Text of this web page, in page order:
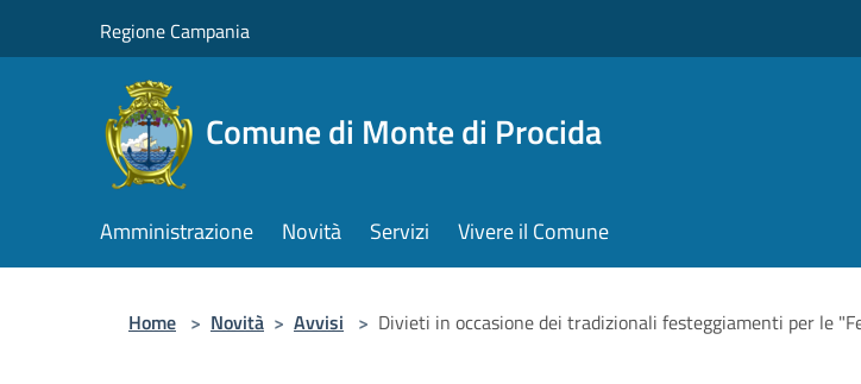
Regione Campania
Comune di Monte di Procida
Amministrazione Novità Servizi Vivere il Comune
Home > Novità > Avvisi > Divieti in occasione dei tradizionali festeggiamenti per le